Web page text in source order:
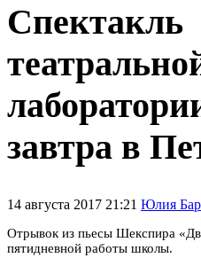
Спектакль
завтра в
14 августа 2017 21:21 Юлия
Отрывок из пьесы Шекспира
пятидневной работы школы.